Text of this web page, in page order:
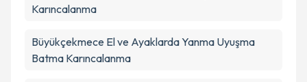
Karıncalanma
Büyükçekmece El ve Ayaklarda Yanma Uyuşma
Batma Karıncalanma